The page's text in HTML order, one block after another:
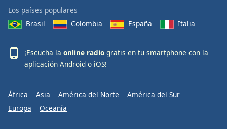
Los países populares
Brasil
Colombia España Italia
¡Escucha la online radio gratis en tu smartphone con la
aplicación Android o iOS!
África Asia América del Norte
América del Sur
Europa
Oceanía